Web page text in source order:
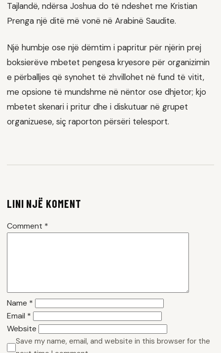
Tajlandë, ndërsa Joshua do të ndeshet me Kristian
Prenga një ditë më vonë në Arabinë Saudite.
Një humbje ose një dëmtim i papritur për njërin prej
boksierëve mbetet pengesa kryesore për organizimin
e përballjes që synohet të zhvillohet në fund të vitit,
me opsione të mundshme në nëntor ose dhjetor; kjo
mbetet skenari i pritur dhe i diskutuar në grupet
organizuese, siç raporton përsëri telesport.
LINI NJË KOMENT
Comment *
Name *
Email *
Website
Save my name, email, and website in this browser for the